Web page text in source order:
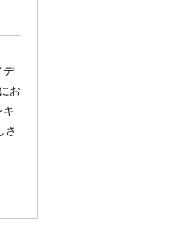
デ
お
キ
さ